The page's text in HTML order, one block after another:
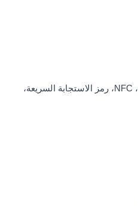
6. طرق المصادقة: بصمة الإصبع، NFC، رمز الاستجابة السريعة،